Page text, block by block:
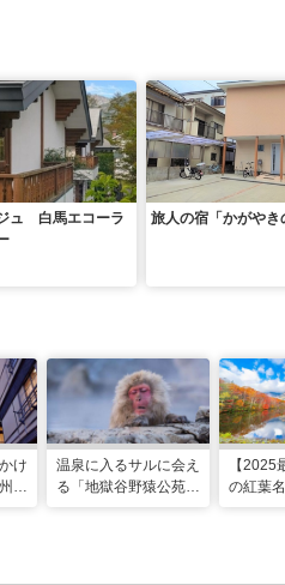
ュ 白馬エコーラ
旅人の宿「かがやき
け
・
温泉に入るサルに会え
る「地獄谷野猿公苑」
【2025
の紅葉